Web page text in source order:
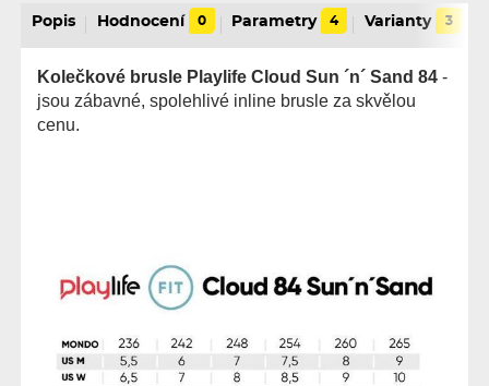
Popis Hodnocení 0 Parametry 4 Varianty 3
Kolečkové brusle Playlife Cloud Sun ´n´ Sand 84 -
jsou zábavné, spolehlivé inline brusle za skvělou
cenu.